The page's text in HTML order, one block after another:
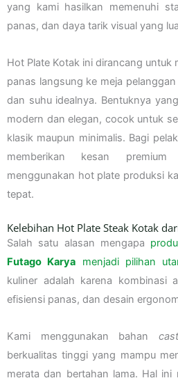
yang kami hasilkan memenuhi
panas, dan daya tarik visual yang
Hot Plate Kotak ini dirancang untuk
panas langsung ke meja
dan suhu idealnya. Bentuknya
modern dan elegan, cocok untuk
klasik maupun minimalis. Bagi
memberikan kesan
menggunakan hot plate produksi
tepat.
Kelebihan Hot Plate Steak Kotak
Salah satu alasan mengapa
Futago Karya menjadi pilihan
kuliner adalah karena kombinasi
efisiensi panas, dan desain
Kami menggunakan bahan
berkualitas tinggi yang mampu
merata dan bertahan lama. Hal ini